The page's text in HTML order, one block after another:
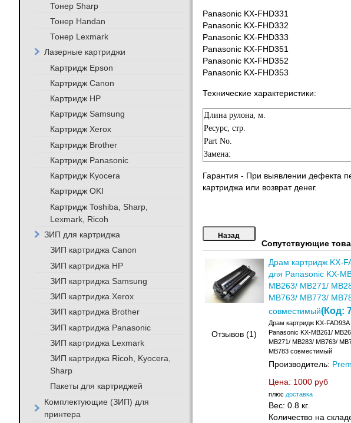
Panasonic KX-FHD331
Panasonic KX-FHD332
Panasonic KX-FHD333
Panasonic KX-FHD351
Panasonic KX-FHD352
Panasonic KX-FHD353
Технические характеристики:
Длина рулона, м.
Ресурс, стр.
Part No.
Замена:
Гарантия - При выявлении дефекта
картриджа или возврат денег.
Сопутствующие
Отзывов (1)
Драм картридж KX-
для Panasonic KX-
MB263/ MB271/
MB763/ MB773/
совместимый(Код:
Драм картридж KX-FAD93A
Panasonic KX-MB261/
MB271/ MB283/ MB763/
MB783 совместимый
Производитель:
Цена: 1000 руб
плюс доставка
Вес: 0.8 кг.
Количество на
Тонер Sharp
Тонер Handan
Тонер Lexmark
Лазерные картриджи
Картридж Epson
Картридж Canon
Картридж HP
Картридж Samsung
Картридж Xerox
Картридж Brother
Картридж Panasonic
Картридж Kyocera
Картридж OKI
Картридж Toshiba, Sharp,
Lexmark, Ricoh
ЗИП для картриджа
ЗИП картриджа Canon
ЗИП картриджа HP
ЗИП картриджа Samsung
ЗИП картриджа Xerox
ЗИП картриджа Brother
ЗИП картриджа Panasonic
ЗИП картриджа Lexmark
ЗИП картриджа Ricoh, Kyocera,
Sharp
Пакеты для картриджей
Комплектующие (ЗИП) для
принтера